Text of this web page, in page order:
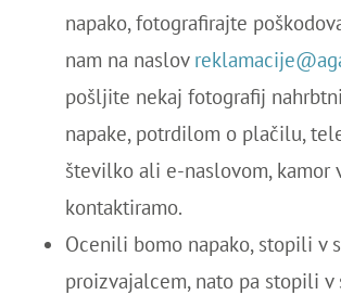
napako, fotografirajte
nam na naslov
pošljite nekaj fotografij
napake, potrdilom o plačilu,
številko ali e-naslovom, kamor
kontaktiramo.
Ocenili bomo napako, stopili v
proizvajalcem, nato pa stopili v